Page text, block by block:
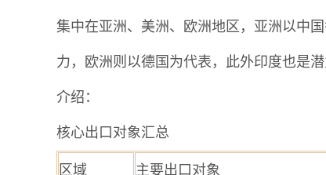
集中在亚洲、美洲、欧洲地区，亚洲以中
力，欧洲则以德国为代表，此外印度也是
介绍：
核心出口对象汇总
区域 主要出口对象